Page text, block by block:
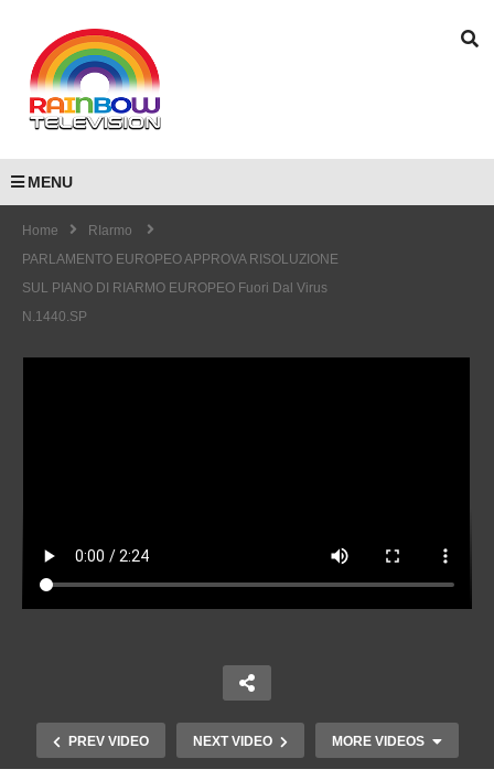
MENU
Home
RIarmo
PARLAMENTO EUROPEO APPROVA RISOLUZIONE
SUL PIANO DI RIARMO EUROPEO Fuori Dal Virus
N.1440.SP
PREV VIDEO NEXT VIDEO MORE VIDEOS